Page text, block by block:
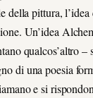
della pittura,
Un’idea
qualcos’altro –
di una poesia
e si